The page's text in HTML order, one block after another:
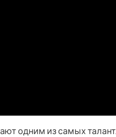
одним из самых